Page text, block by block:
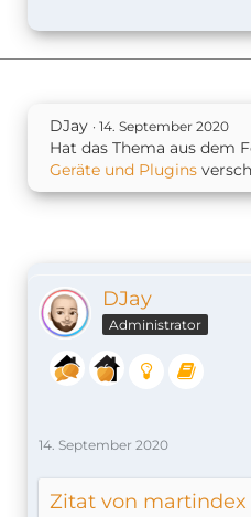
DJay 14. September 2020
Hat das Thema aus dem
Geräte und Plugins
DJay
Administrator
14. September 2020
Zitat von martindex